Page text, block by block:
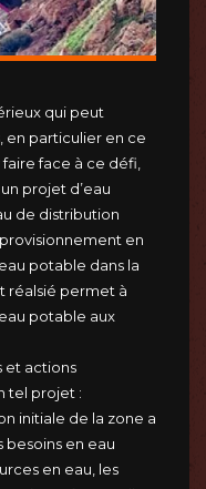
qui peut
en particulier en ce
faire face à ce défi,
projet d’eau
de distribution
en
potable dans la
réalsié permet à
potable aux
et actions
tel projet :
initiale de la zone a
en eau
en eau, les